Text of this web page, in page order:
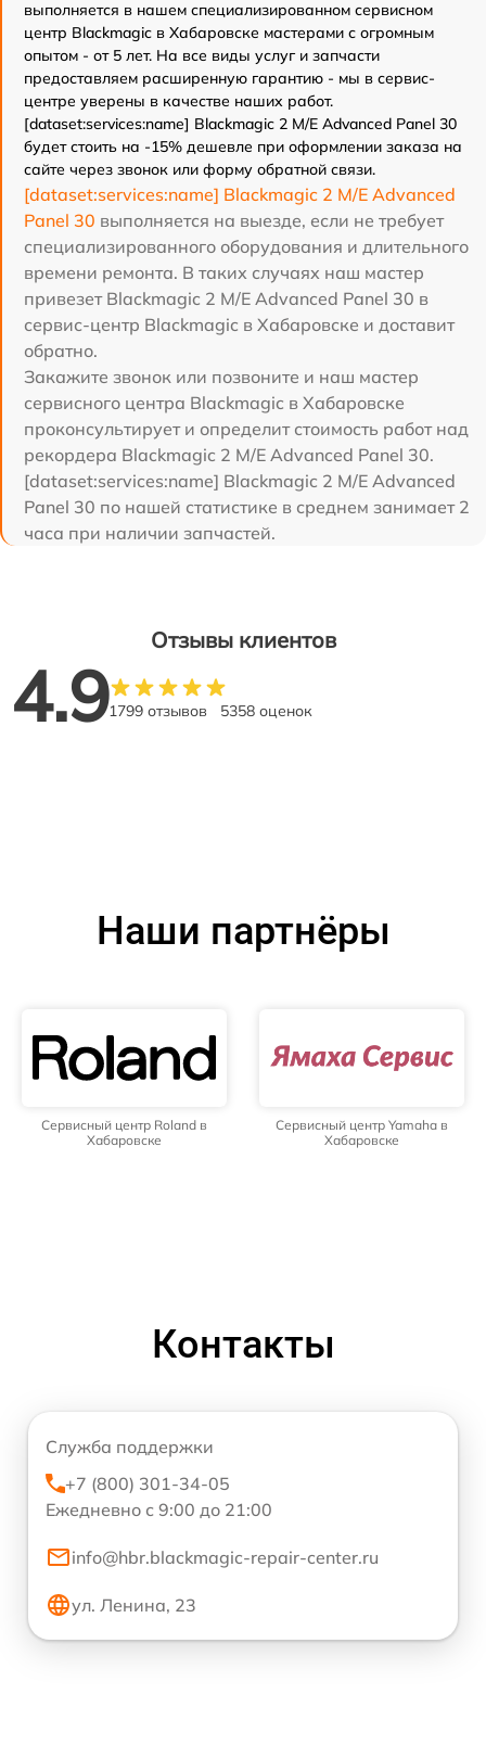
выполняется в нашем специализированном сервисном
центр Blackmagic в Хабаровске мастерами с огромным
опытом - от 5 лет. На все виды услуг и запчасти
предоставляем расширенную гарантию - мы в сервис-
центре уверены в качестве наших работ.
[dataset:services:name] Blackmagic 2 M/E Advanced Panel 30
будет стоить на -15% дешевле при оформлении заказа на
сайте через звонок или форму обратной связи.
[dataset:services:name] Blackmagic 2 M/E Advanced
Panel 30 выполняется на выезде, если не требует
специализированного оборудования и длительного
времени ремонта. В таких случаях наш мастер
привезет Blackmagic 2 M/E Advanced Panel 30 в
сервис-центр Blackmagic в Хабаровске и доставит
обратно.
Закажите звонок или позвоните и наш мастер
сервисного центра Blackmagic в Хабаровске
проконсультирует и определит стоимость работ над
рекордера Blackmagic 2 M/E Advanced Panel 30.
[dataset:services:name] Blackmagic 2 M/E Advanced
Panel 30 по нашей статистике в среднем занимает 2
часа при наличии запчастей.
Отзывы клиентов
4.91799 отзывов 5358 оценок
Наши партнёры
Сервисный центр Roland в
Хабаровске
Сервисный центр Yamaha в
Хабаровске
Контакты
Служба поддержки
+7 (800) 301-34-05
Ежедневно с 9:00 до 21:00
info@hbr.blackmagic-repair-center.ru
ул. Ленина, 23